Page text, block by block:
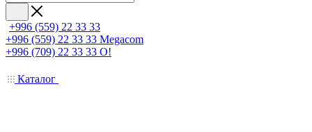
+996 (559) 22 33 33
+996 (559) 22 33 33 Megacom
+996 (709) 22 33 33 O!
Каталог